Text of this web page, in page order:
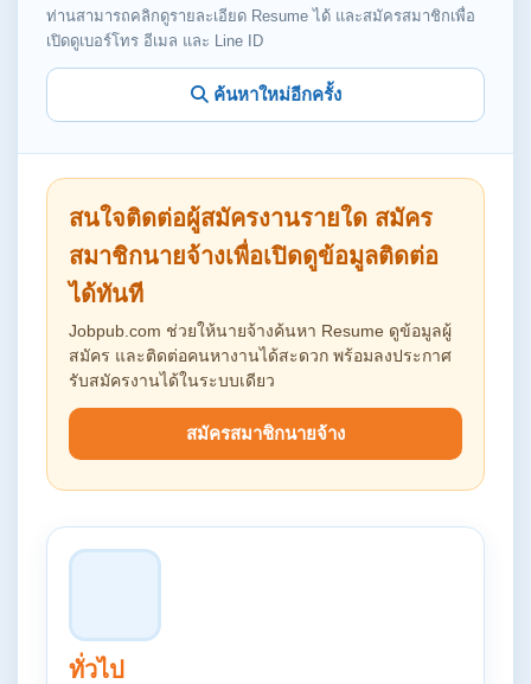
ท่านสามารถคลิกดูรายละเอียด Resume ได้ และสมัครสมาชิกเพื่อ
เปิดดูเบอร์โทร อีเมล และ Line ID
ค้นหาใหม่อีกครั้ง
สนใจติดต่อผู้สมัครงานรายใด สมัคร
สมาชิกนายจ้างเพื่อเปิดดูข้อมูลติดต่อ
ได้ทันที
Jobpub.com ช่วยให้นายจ้างค้นหา Resume ดูข้อมูลผู้
สมัคร และติดต่อคนหางานได้สะดวก พร้อมลงประกาศ
รับสมัครงานได้ในระบบเดียว
สมัครสมาชิกนายจ้าง
ทั่วไป